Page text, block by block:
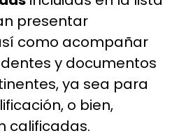
presentar
como acompañar
y documentos
ya sea para
o bien,
calificadas.